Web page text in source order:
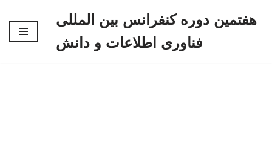
هفتمین دوره کنفرانس بین المللی
فناوری اطلاعات و دانش